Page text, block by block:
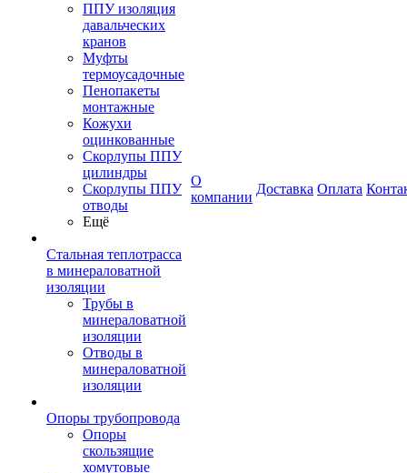
ППУ изоляция
давальческих
кранов
Муфты
термоусадочные
Пенопакеты
монтажные
Кожухи
оцинкованные
Скорлупы ППУ
цилиндры
Скорлупы ППУ
отводы
Ещё
Стальная теплотрасса
в минераловатной
изоляции
Трубы в
минераловатной
изоляции
Отводы в
минераловатной
изоляции
Опоры трубопровода
Опоры
скользящие
хомутовые
О
компании
Доставка Оплата